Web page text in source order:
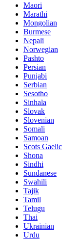
Maori
Marathi
Mongolian
Burmese
Nepali
Norwegian
Pashto
Persian
Punjabi
Serbian
Sesotho
Sinhala
Slovak
Slovenian
Somali
Samoan
Scots Gaelic
Shona
Sindhi
Sundanese
Swahili
Tajik
Tamil
Telugu
Thai
Ukrainian
Urdu